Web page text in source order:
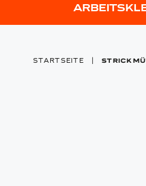
STARTSEITE